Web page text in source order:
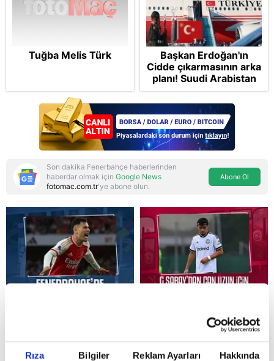
Rıza Bilgiler Reklam Ayarları Hakkında
Reddet
Tuğba Melis Türk
Başkan Erdoğan'ın
Cidde çıkarmasının arka
planı! Suudi Arabistan
ve Pakistan'la üçlü ortak
savunma anlaşması:
"Islamic NATO"
manşetleri
Son dakika Fenerbahçe haberlerinden
haberdar olmak için Google News
fotomac.com.tr'ye abone olun.
Abone Ol